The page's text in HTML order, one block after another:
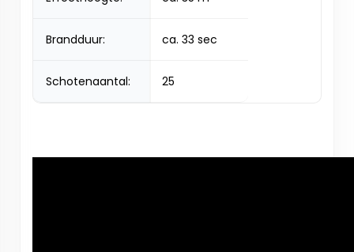
Brandduur: ca. 33 sec
Schotenaantal: 25